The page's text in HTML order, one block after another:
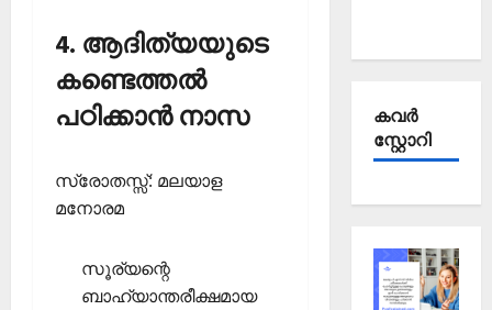
4. ആദിത്യയുടെ
കണ്ടെത്തല്‍
പഠിക്കാന്‍ നാസ
സ്രോതസ്സ്: മലയാള
മനോരമ
സൂര്യന്റെ
ബാഹ്യാന്തരീക്ഷമായ
കവര്‍
സ്റ്റോറി